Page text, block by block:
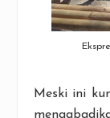
Meski ini